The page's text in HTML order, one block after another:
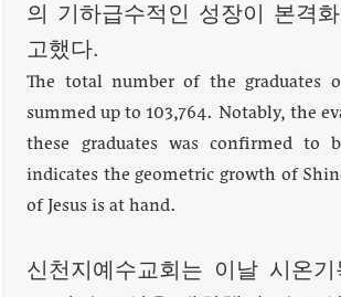
의 기하급수적인 성장이 본격
고했다.
The total number of the graduates
summed up to 103,764. Notably, the
these graduates was confirmed to
indicates the geometric growth of
of Jesus is at hand.
신천지예수교회는 이날 시온기